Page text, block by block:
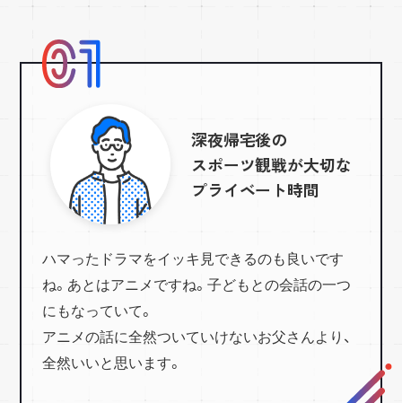
深夜帰宅後の
スポーツ観戦が大切な
プライベート時間
ハマったドラマをイッキ見できるのも良いです
ね。あとはアニメですね。 子どもとの会話の一つ
にもなっていて。
アニメの話に全然ついていけないお父さんより、
全然いいと思います。